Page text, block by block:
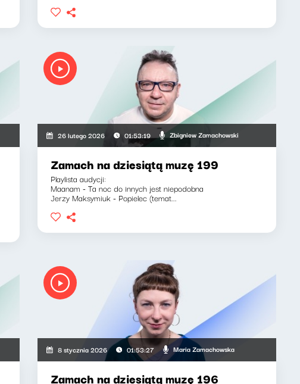
26 lutego 2026 01:53:19 Zbigniew Zamachowski
Zamach na dziesiątą muzę 199
Playlista audycji:
Maanam - Ta noc do innych jest niepodobna
Jerzy Maksymiuk - Popielec (temat...
8 stycznia 2026 01:53:27 Maria Zamachowska
Zamach na dziesiątą muzę 196